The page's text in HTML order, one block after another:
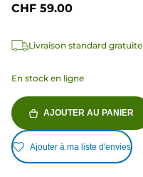
CHF 59.00
Livraison standard gratuite
En stock en ligne
AJOUTER AU PANIER
Ajouter à ma liste d'envies